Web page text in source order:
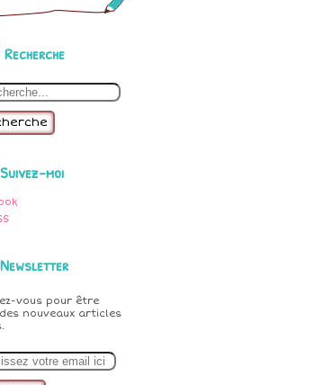
Recherche
Suivez-moi
Newsletter
vous pour être
nouveaux articles